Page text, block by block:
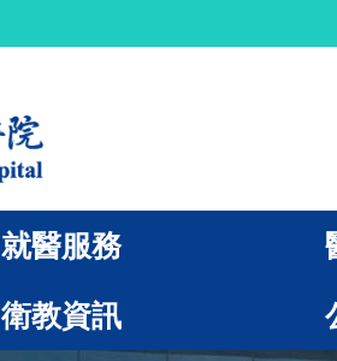
就醫服務
衛教資訊